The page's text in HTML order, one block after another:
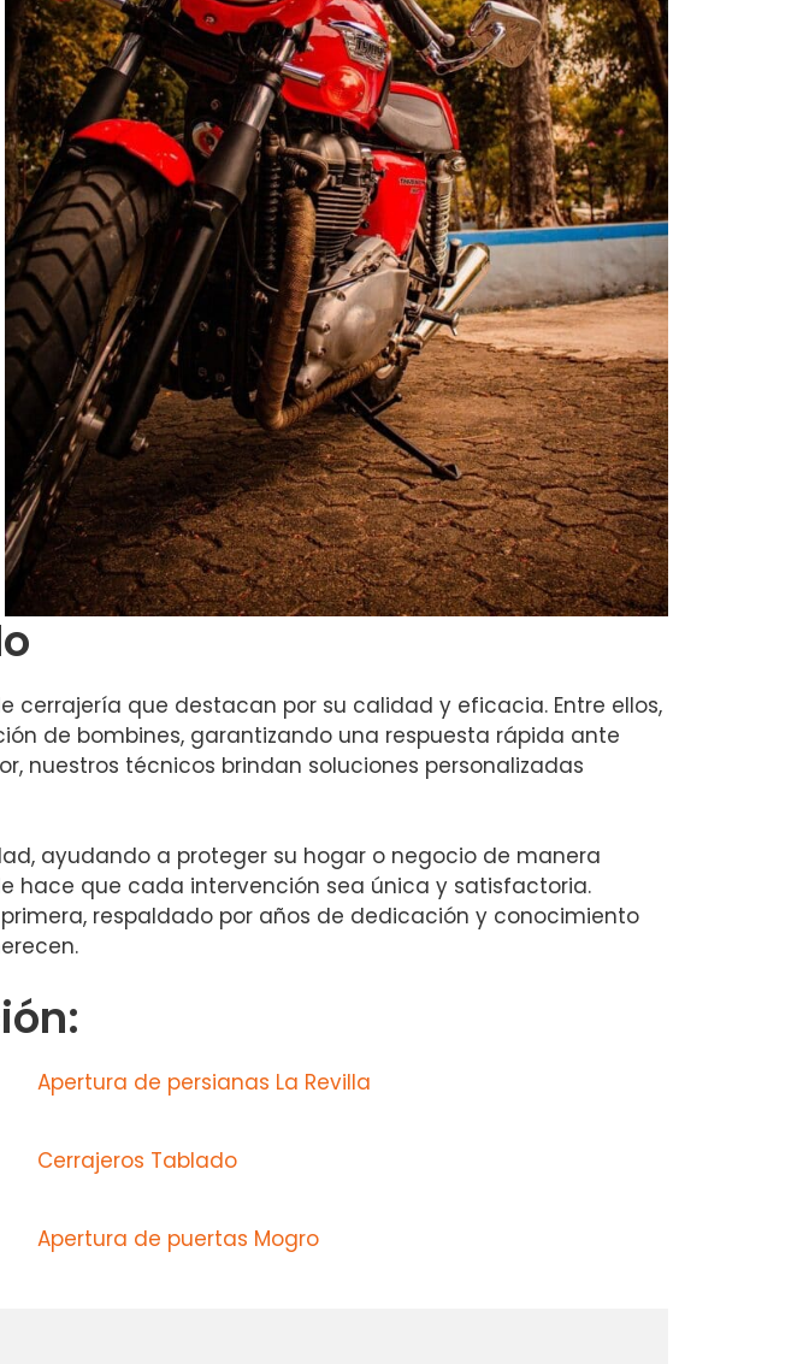
cerrajería que destacan por su calidad y eficacia. Entre ellos,
de bombines, garantizando una respuesta rápida ante
nuestros técnicos brindan soluciones personalizadas
ayudando a proteger su hogar o negocio de manera
hace que cada intervención sea única y satisfactoria.
respaldado por años de dedicación y conocimiento
Apertura de persianas La Revilla
Cerrajeros Tablado
Apertura de puertas Mogro